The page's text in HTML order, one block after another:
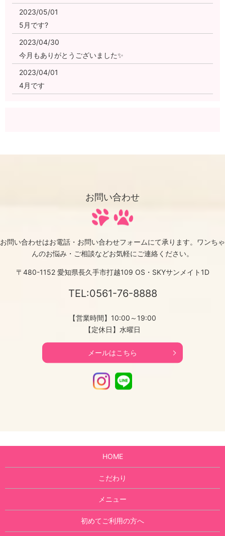
2023/05/01
5月です?
2023/04/30
今月もありがとうございました✨
2023/04/01
4月です
お問い合わせ
お問い合わせはお電話・お問い合わせフォームにて承ります。
ワンちゃ
んのお悩み・ご相談などお気軽にご連絡ください。
〒480-1152 愛知県長久手市打越109 OS・SKYサンメイト1D
TEL:0561-76-8888
【営業時間】10:00～19:00
【定休日】水曜日
メールはこちら
Instagram
HOME
こだわり
メニュー
初めてご利用の方へ